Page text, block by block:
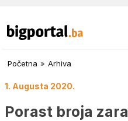
Početna » Arhiva
1. Augusta 2020.
Porast broja